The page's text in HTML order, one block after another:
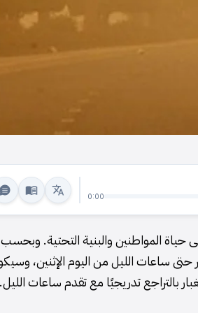
0:00
حياة المواطنين والبنية التحتية.
حتى ساعات الليل من اليوم الإثنين،
بالتراجع تدريجيًا مع تقدم ساعات